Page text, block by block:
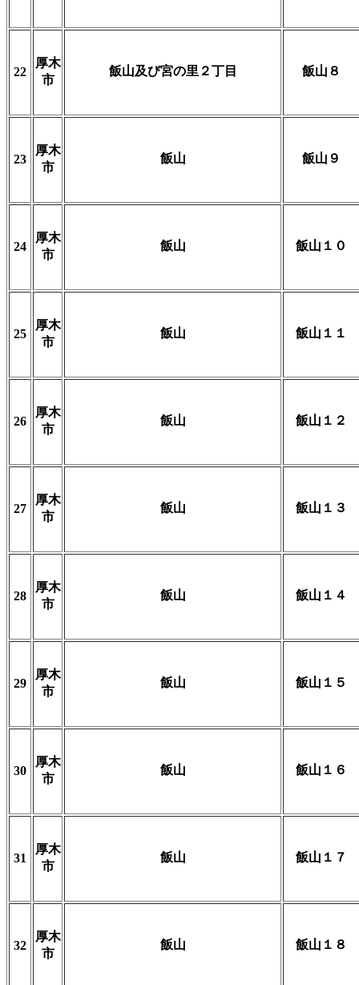
22
厚木
市
飯山及び宮の里２丁目 飯山８
23
厚木
市
飯山 飯山９
24
厚木
市
飯山 飯山１０
25
厚木
市
飯山 飯山１１
26
厚木
市
飯山 飯山１２
27
厚木
市
飯山 飯山１３
28
厚木
市
飯山 飯山１４
29
厚木
市
飯山 飯山１５
30
厚木
市
飯山 飯山１６
31
厚木
市
飯山 飯山１７
32
厚木
市
飯山 飯山１８